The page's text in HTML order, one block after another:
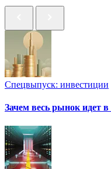
Спецвыпуск: инвестиции
Зачем весь рынок идет